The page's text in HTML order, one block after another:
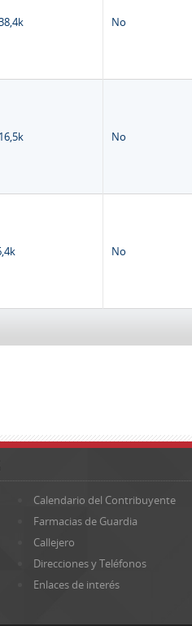
No
No
No
Calendario del Contribuyente
Farmacias de Guardia
Callejero
Direcciones y Teléfonos
Enlaces de interés